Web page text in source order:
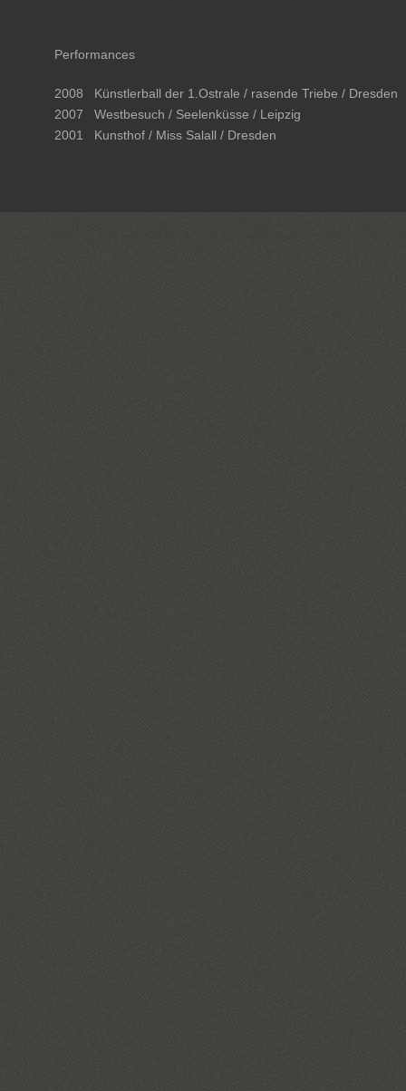
Performances
2008
Künstlerball der 1.Ostrale / rasende Triebe / Dresden
2007
Westbesuch / Seelenküsse / Leipzig
2001 Kunsthof / Miss Salall / Dresden